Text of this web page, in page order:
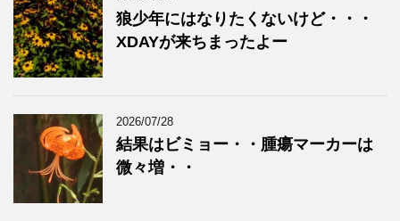
狼少年にはなりたくないけど・・・
XDAYが来ちまったよー
2026/07/28
結果はビミョー・・腫瘍マーカーは
微々増・・